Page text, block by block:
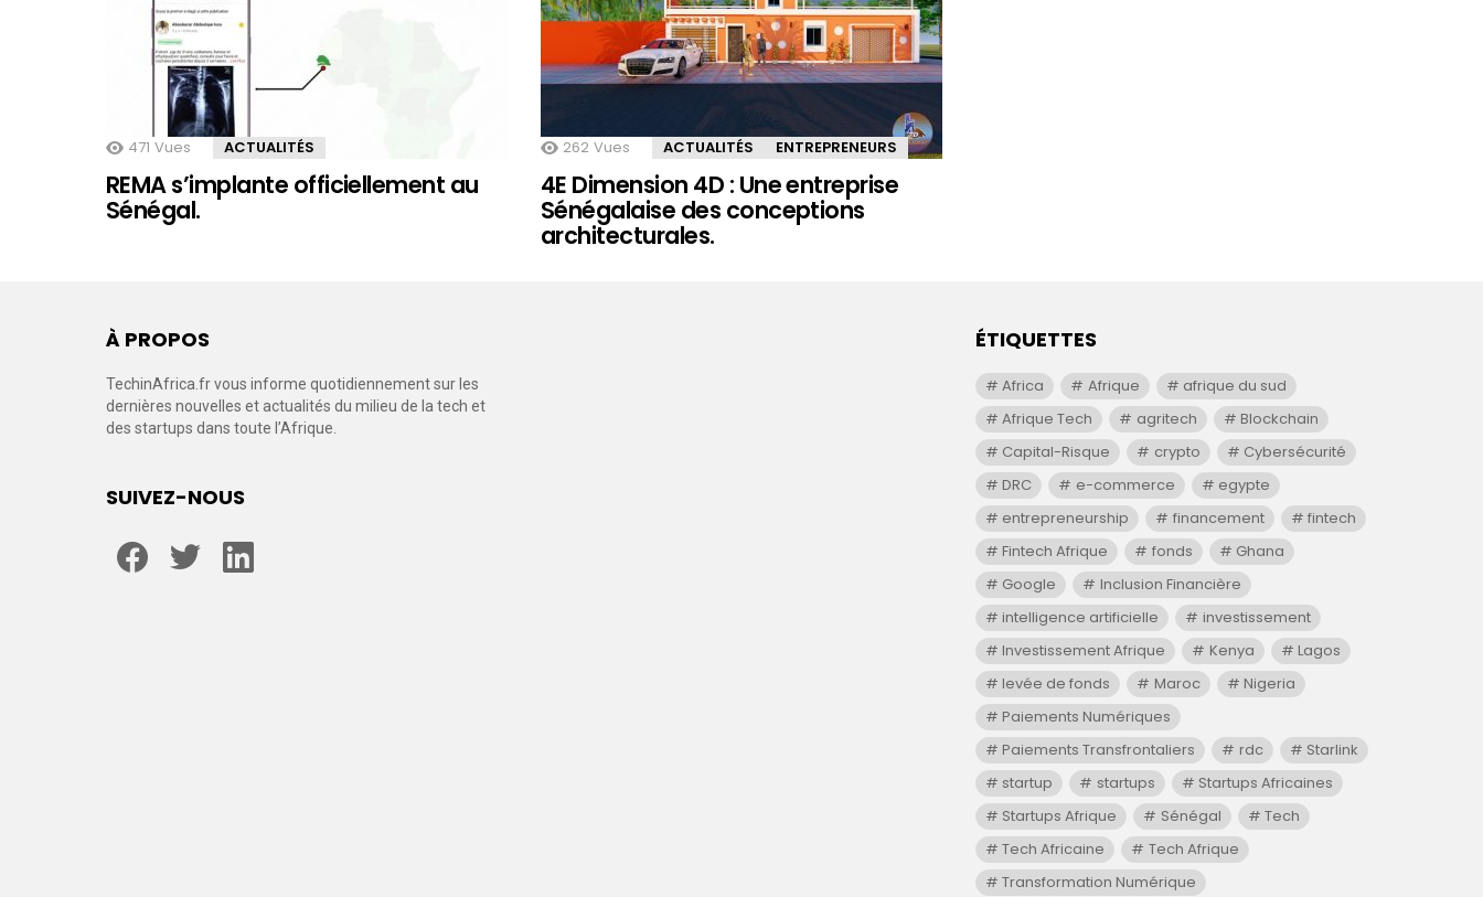
471 Vues ACTUALITÉS
REMA s’implante officiellement au
Sénégal.
262 Vues ACTUALITÉS ENTREPRENEURS
4E Dimension 4D : Une entreprise
Sénégalaise des conceptions
architecturales.
À PROPOS
TechinAfrica.fr vous informe quotidiennement sur les
dernières nouvelles et actualités du milieu de la tech et
des startups dans toute l’Afrique.
SUIVEZ-NOUS
ÉTIQUETTES
Africa Afrique
afrique du sud
Afrique Tech
agritech
Blockchain
Capital-Risque
crypto
Cybersécurité
DRC
e-commerce
egypte
entrepreneurship
financement
fintech
Fintech Afrique
fonds
Ghana
Google
Inclusion Financière
intelligence artificielle
investissement
Investissement Afrique
Kenya
Lagos
levée de fonds
Maroc
Nigeria
Paiements Numériques
Paiements Transfrontaliers
rdc
Starlink
startup
startups
Startups Africaines
Startups Afrique
Sénégal
Tech
Tech Africaine
Tech Afrique
Transformation Numérique